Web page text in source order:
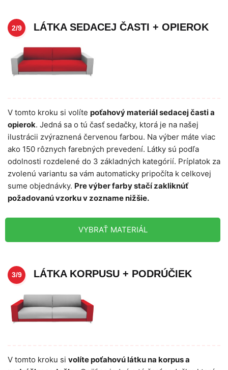
2/9 LÁTKA SEDACEJ ČASTI + OPIEROK
V tomto kroku si volíte poťahový materiál sedacej časti a
opierok. Jedná sa o tú časť sedačky, ktorá je na našej
ilustrácii zvýraznená červenou farbou. Na výber máte viac
ako 150 rôznych farebných prevedení. Látky sú podľa
odolnosti rozdelené do 3 základných kategórií. Príplatok za
zvolenú variantu sa vám automaticky pripočíta k celkovej
sume objednávky. Pre výber farby stačí zakliknúť
požadovanú vzorku v zozname nižšie.
VYBRAŤ MATERIÁL
3/9 LÁTKA KORPUSU + PODRÚČIEK
V tomto kroku si volíte poťahovú látku na korpus a